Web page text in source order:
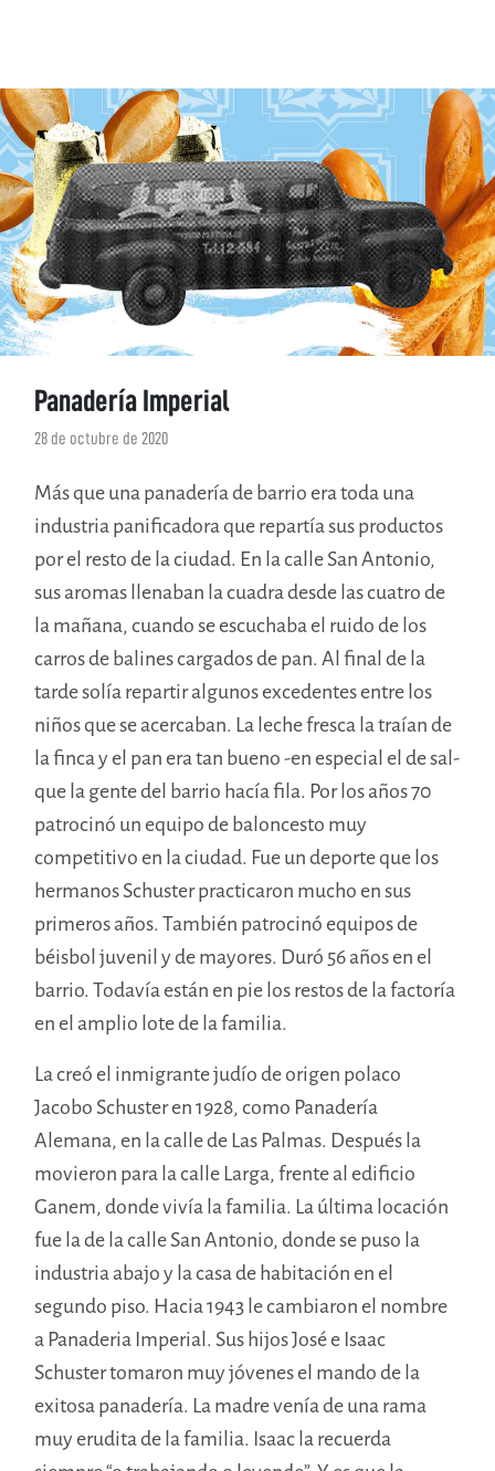
Panadería Imperial
28 de octubre de 2020
Más que una panadería de barrio era toda una
industria panificadora que repartía sus productos
por el resto de la ciudad. En la calle San Antonio,
sus aromas llenaban la cuadra desde las cuatro de
la mañana, cuando se escuchaba el ruido de los
carros de balines cargados de pan. Al final de la
tarde solía repartir algunos excedentes entre los
niños que se acercaban. La leche fresca la traían de
la finca y el pan era tan bueno -en especial el de sal-
que la gente del barrio hacía fila. Por los años 70
patrocinó un equipo de baloncesto muy
competitivo en la ciudad. Fue un deporte que los
hermanos Schuster practicaron mucho en sus
primeros años. También patrocinó equipos de
béisbol juvenil y de mayores. Duró 56 años en el
barrio. Todavía están en pie los restos de la factoría
en el amplio lote de la familia.
La creó el inmigrante judío de origen polaco
Jacobo Schuster en 1928, como Panadería
Alemana, en la calle de Las Palmas. Después la
movieron para la calle Larga, frente al edificio
Ganem, donde vivía la familia. La última locación
fue la de la calle San Antonio, donde se puso la
industria abajo y la casa de habitación en el
segundo piso. Hacia 1943 le cambiaron el nombre
a Panaderia Imperial. Sus hijos José e Isaac
Schuster tomaron muy jóvenes el mando de la
exitosa panadería. La madre venía de una rama
muy erudita de la familia. Isaac la recuerda